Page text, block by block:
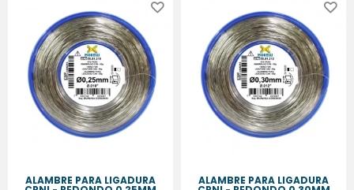
ALAMBRE PARA LIGADURA ALAMBRE PARA LIGADURA